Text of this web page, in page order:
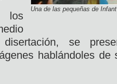
Una de las pequeñas de
los
se
hablándoles